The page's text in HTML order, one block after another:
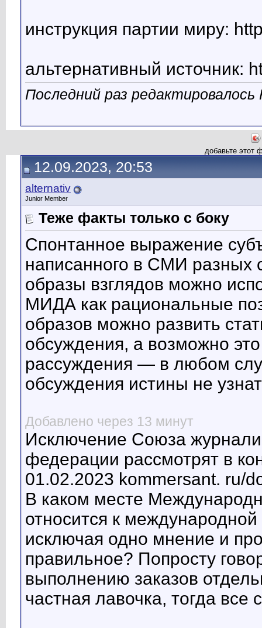
инструкция партии миру:
альтернативный источник:
Последний раз
добавьте этот
12.09.2023, 20:53
alternativ
Junior Member
Теже факты только с боку
Спонтанное выражение
написанного в СМИ разных
образы взглядов можно
МИДА как рациональные
образов можно развить
обсуждения, а возможно
рассуждения — в любом
обсуждения истины не
Добавлено через 13 минут
Исключение Союза
федерации рассмотрят в
01.02.2023 kommersant. ru/
В каком месте
относится к
исключая одно мнение и
правильное? Попросту
выполнению заказов
частная лавочка, тогда все